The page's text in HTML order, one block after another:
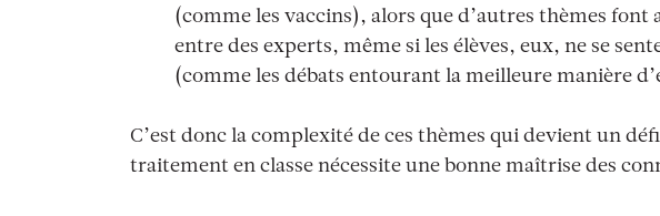
(comme les vaccins), alors que d’autres thèmes font
entre des experts, même si les élèves, eux, ne se
(comme les débats entourant la meilleure manière
C’est donc la complexité de ces thèmes qui devient un
traitement en classe nécessite une bonne maîtrise des